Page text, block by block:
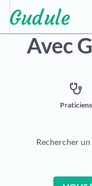
Avec
stethoscope
Praticiens
Rechercher